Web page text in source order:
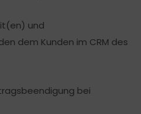
und
dem Kunden im CRM des
bei